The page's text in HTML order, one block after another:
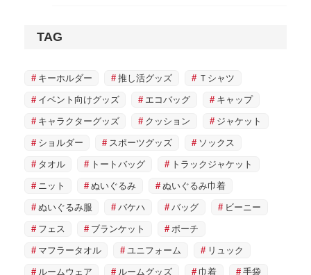
TAG
キーホルダー 推し活グッズ Ｔシャツ
イベント向けグッズ エコバッグ キャップ
キャラクターグッズ クッション ジャケット
ショルダー スポーツグッズ ソックス
タオル トートバッグ トラックジャケット
ニット ぬいぐるみ ぬいぐるみ巾着
ぬいぐるみ服 バケハ バッグ ビーニー
フェス ブランケット ポーチ
マフラータオル ユニフォーム リュック
ルームウェア ルームグッズ 巾着 手袋